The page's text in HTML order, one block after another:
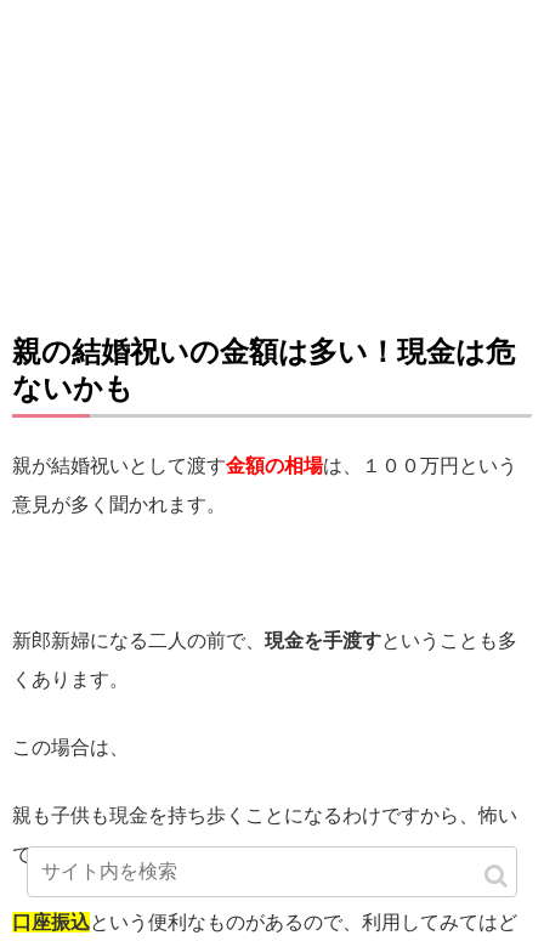
親の結婚祝いの金額は多い！現金は危
ないかも
親が結婚祝いとして渡す金額の相場は、１００万円という
意見が多く聞かれます。
新郎新婦になる二人の前で、 現金を手渡すということも多
くあります。
この場合は、
親も子供も現金を持ち歩くことになるわけですから、怖い
ですよね。
口座振込という便利なものがあるので、利用してみてはど